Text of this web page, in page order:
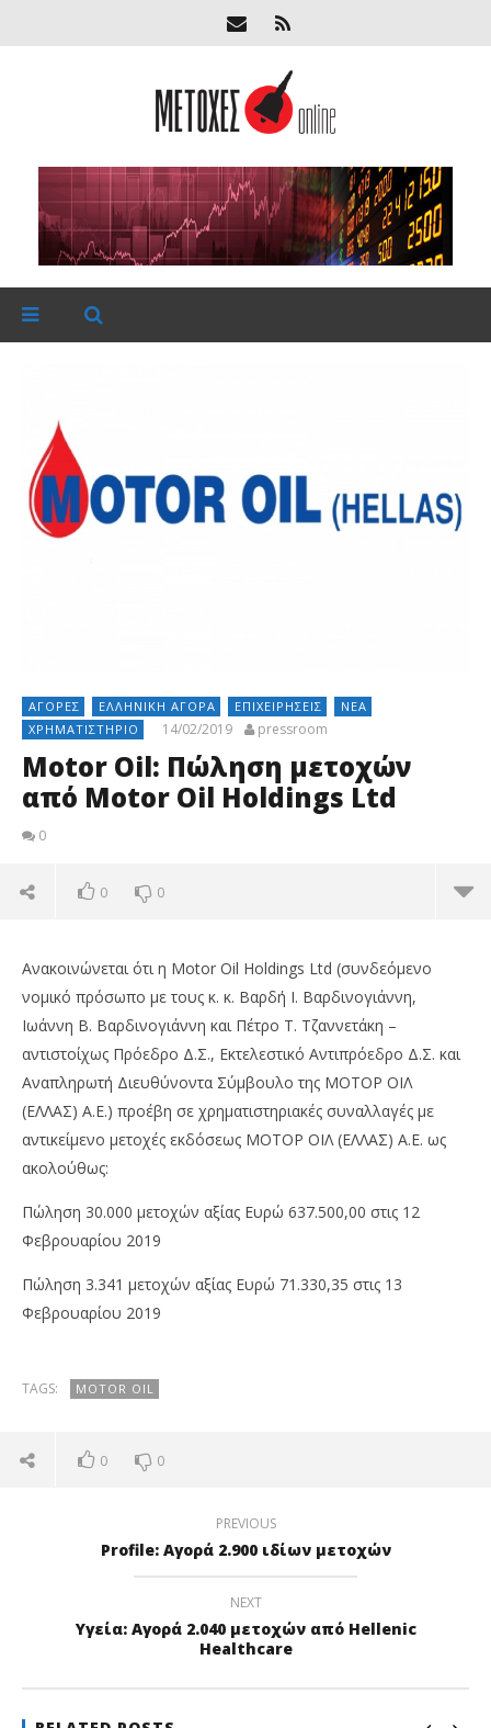
ΑΓΟΡΈΣ ΕΛΛΗΝΙΚΉ ΑΓΟΡΆ ΕΠΙΧΕΙΡΉΣΕΙΣ
ΝΈΑ
ΧΡΗΜΑΤΙΣΤΉΡΙΟ
14/02/2019 pressroom
Motor Oil: Πώληση μετοχών
από Motor Oil Holdings Ltd
0
0 0
NOW VIEWING
Ltd
14/02/2019
Ανακοινώνεται ότι η Motor Oil Holdings Ltd (συνδεόμενο
νομικό πρόσωπο με τους κ. κ. Βαρδή Ι. Βαρδινογιάννη,
Ιωάννη Β. Βαρδινογιάννη και Πέτρο Τ. Τζαννετάκη –
αντιστοίχως Πρόεδρο Δ.Σ., Εκτελεστικό Αντιπρόεδρο Δ.Σ. και
Αναπληρωτή Διευθύνοντα Σύμβουλο της ΜΟΤΟΡ ΟΙΛ
(ΕΛΛΑΣ) Α.Ε.) προέβη σε χρηματιστηριακές συναλλαγές με
αντικείμενο μετοχές εκδόσεως ΜΟΤΟΡ ΟΙΛ (ΕΛΛΑΣ) Α.Ε. ως
ακολούθως:
Πώληση 30.000 μετοχών αξίας Ευρώ 637.500,00 στις 12
Φεβρουαρίου 2019
Πώληση 3.341 μετοχών αξίας Ευρώ 71.330,35 στις 13
Φεβρουαρίου 2019
TAGS: MOTOR OIL
0 0
PREVIOUS
Profile: Αγορά 2.900 ιδίων μετοχών
NEXT
Υγεία: Αγορά 2.040 μετοχών από Hellenic
Healthcare